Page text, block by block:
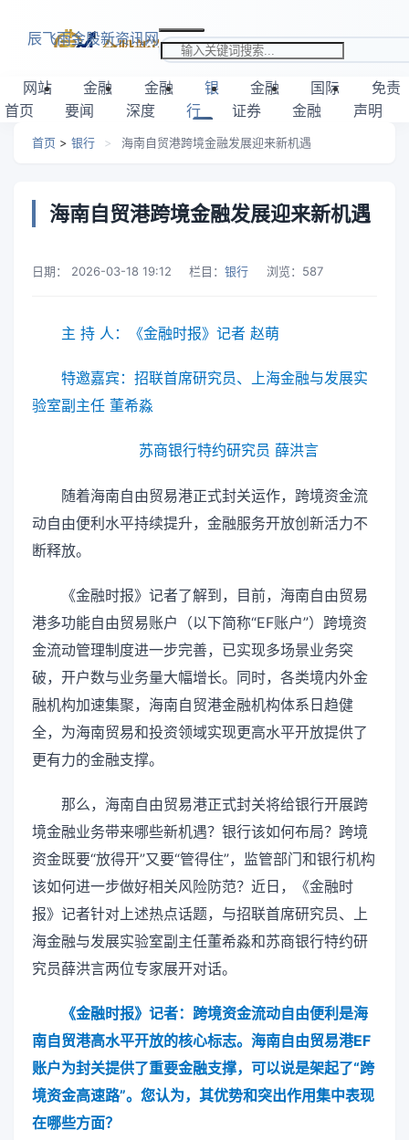
辰飞雨金股新资讯网
搜索关键词
网站
首页
金融
要闻
金融
深度
银
行
金融
证券
国际
金融
免责
声明
首页 > 银行 > 海南自贸港跨境金融发展迎来新机遇
海南自贸港跨境金融发展迎来新机遇
日期： 2026-03-18 19:12 栏目： 银行 浏览： 587
主 持 人：《金融时报》记者 赵萌
特邀嘉宾：招联首席研究员、上海金融与发展实
验室副主任 董希淼
苏商银行特约研究员 薛洪言
随着海南自由贸易港正式封关运作，跨境资金流
动自由便利水平持续提升，金融服务开放创新活力不
断释放。
《金融时报》记者了解到，目前，海南自由贸易
港多功能自由贸易账户（以下简称“EF账户”）跨境资
金流动管理制度进一步完善，已实现多场景业务突
破，开户数与业务量大幅增长。同时，各类境内外金
融机构加速集聚，海南自贸港金融机构体系日趋健
全，为海南贸易和投资领域实现更高水平开放提供了
更有力的金融支撑。
那么，海南自由贸易港正式封关将给银行开展跨
境金融业务带来哪些新机遇？银行该如何布局？跨境
资金既要“放得开”又要“管得住”，监管部门和银行机构
该如何进一步做好相关风险防范？近日，《金融时
报》记者针对上述热点话题，与招联首席研究员、上
海金融与发展实验室副主任董希淼和苏商银行特约研
究员薛洪言两位专家展开对话。
《金融时报》记者：跨境资金流动自由便利是海
南自贸港高水平开放的核心标志。海南自由贸易港EF
账户为封关提供了重要金融支撑，可以说是架起了“跨
境资金高速路”。您认为，其优势和突出作用集中表现
在哪些方面？